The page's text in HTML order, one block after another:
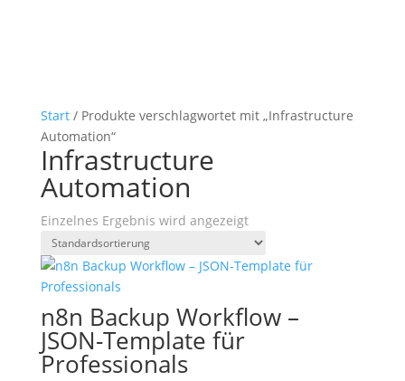
Start/ Produkte verschlagwortet mit „Infrastructure
Automation“
Infrastructure
Automation
Einzelnes Ergebnis wird angezeigt
n8n Backup Workflow –
JSON-Template für
Professionals